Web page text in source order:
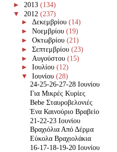
► 2013 (134)
▼ 2012 (237)
►Δεκεμβρίου(14)
►Νοεμβρίου(19)
►Οκτωβρίου(21)
►Σεπτεμβρίου(23)
► Αυγούστου(15)
►Ιουλίου(12)
▼Ιουνίου(28)
24-25-26-27-28 Ιουνίου
Για Μικρές Κυρίες
Bebe Σταυροβελονιές
Ένα Καινούριο Βραβείο
21-22-23 Ιουνίου
Βραχιόλια Από Δέρμα
Εύκολα Βραχιολάκια
16-17-18-19-20 Ιουνίου